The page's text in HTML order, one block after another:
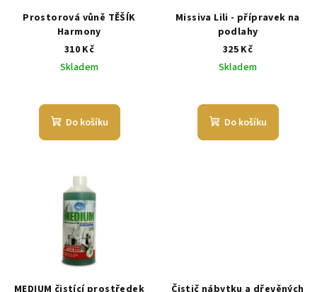
Prostorová vůně TĚŠÍK
Harmony
310 Kč
Skladem
Do košíku
Missiva Lili - přípravek na
podlahy
325 Kč
Skladem
Do košíku
MEDIUM čistící prostředek
Čistič nábytku a dřevěných